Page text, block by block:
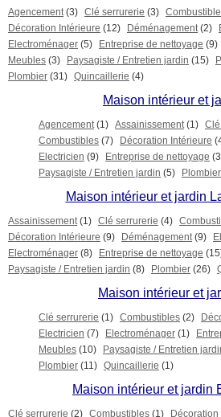
Agencement (3) Clé serrurerie (3)
Décoration Intérieure (12) Déménagement (2)
Electroménager (5) Entreprise de nettoyage (9)
Meubles (3) Paysagiste / Entretien jardin (15)
Plombier (31) Quincaillerie (4)
Maison intérieur et
Agencement (1) Assainissement (1)
Combustibles (7) Décoration Intérieure
Electricien (9) Entreprise de nettoyage
Paysagiste / Entretien jardin (5) Plombier
Maison intérieur et jardin
Assainissement (1) Clé serrurerie (4)
Décoration Intérieure (9) Déménagement (9)
Electroménager (8) Entreprise de nettoyage
Paysagiste / Entretien jardin (8) Plombier (26)
Maison intérieur et
Clé serrurerie (1) Combustibles (2)
Electricien (7) Electroménager (1)
Meubles (10) Paysagiste / Entretien
Plombier (11) Quincaillerie (1)
Maison intérieur et jardin
Clé serrurerie (2) Combustibles (1)